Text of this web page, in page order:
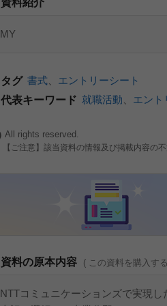
資料紹介
MY
タグ 書式
エントリーシート
代表キーワード 就職活動 エント
All rights reserved.
【ご注意】該当資料の情報及び掲載内容の
資料の原本内容 ( この資料を購入す
NTTコミュニケーションズで実現